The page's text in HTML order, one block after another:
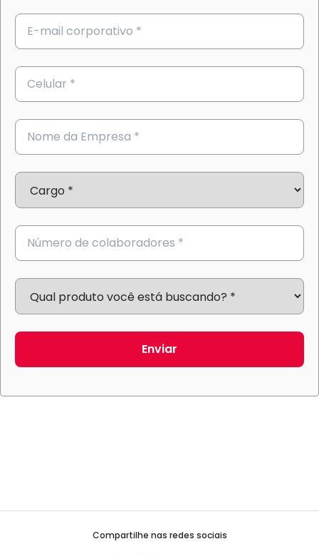
Enviar
Compartilhe nas redes sociais